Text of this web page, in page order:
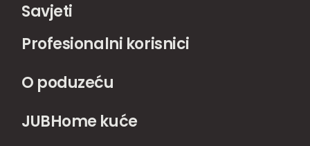
Savjeti
Profesionalni korisnici
O poduzeću
JUBHome kuće